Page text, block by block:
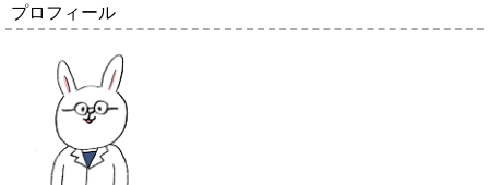
プロフィール